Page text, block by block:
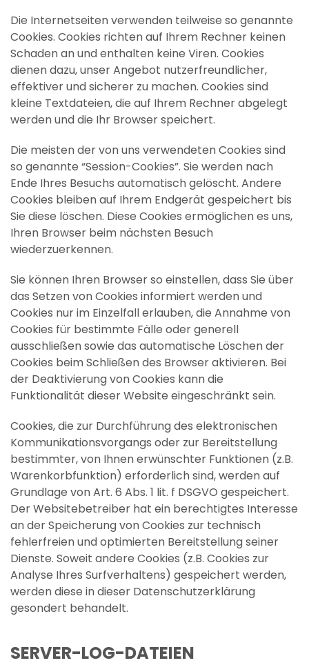
Die Internetseiten verwenden teilweise so genannte
Cookies. Cookies richten auf Ihrem Rechner keinen
Schaden an und enthalten keine Viren. Cookies
dienen dazu, unser Angebot nutzerfreundlicher,
effektiver und sicherer zu machen. Cookies sind
kleine Textdateien, die auf Ihrem Rechner abgelegt
werden und die Ihr Browser speichert.
Die meisten der von uns verwendeten Cookies sind
so genannte “Session-Cookies”. Sie werden nach
Ende Ihres Besuchs automatisch gelöscht. Andere
Cookies bleiben auf Ihrem Endgerät gespeichert bis
Sie diese löschen. Diese Cookies ermöglichen es uns,
Ihren Browser beim nächsten Besuch
wiederzuerkennen.
Sie können Ihren Browser so einstellen, dass Sie über
das Setzen von Cookies informiert werden und
Cookies nur im Einzelfall erlauben, die Annahme von
Cookies für bestimmte Fälle oder generell
ausschließen sowie das automatische Löschen der
Cookies beim Schließen des Browser aktivieren. Bei
der Deaktivierung von Cookies kann die
Funktionalität dieser Website eingeschränkt sein.
Cookies, die zur Durchführung des elektronischen
Kommunikationsvorgangs oder zur Bereitstellung
bestimmter, von Ihnen erwünschter Funktionen (z.B.
Warenkorbfunktion) erforderlich sind, werden auf
Grundlage von Art. 6 Abs. 1 lit. f DSGVO gespeichert.
Der Websitebetreiber hat ein berechtigtes Interesse
an der Speicherung von Cookies zur technisch
fehlerfreien und optimierten Bereitstellung seiner
Dienste. Soweit andere Cookies (z.B. Cookies zur
Analyse Ihres Surfverhaltens) gespeichert werden,
werden diese in dieser Datenschutzerklärung
gesondert behandelt.
SERVER-LOG-DATEIEN